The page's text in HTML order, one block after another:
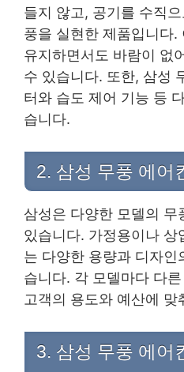
들지 않고, 공기를 수직
풍을 실현한 제품입니다.
유지하면서도 바람이 없
수 있습니다. 또한, 삼성
터와 습도 제어 기능 등
습니다.
2. 삼성 무풍 에어
삼성은 다양한 모델의 무
있습니다. 가정용이나 상
는 다양한 용량과 디자인
습니다. 각 모델마다 다
고객의 용도와 예산에
3. 삼성 무풍 에어